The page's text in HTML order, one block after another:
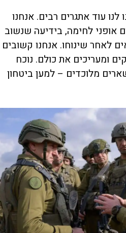
V
i
e
o
לנו עוד אתגרים רבים. אנחנו
אופני לחימה, בידיעה שנשוב
לאחר שינוחו. אנחנו קשובים
ומעריכים את כולם. נוכח
מלוכדים – למען ביטחון